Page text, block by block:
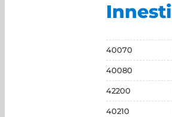
40070
40080
42200
40210